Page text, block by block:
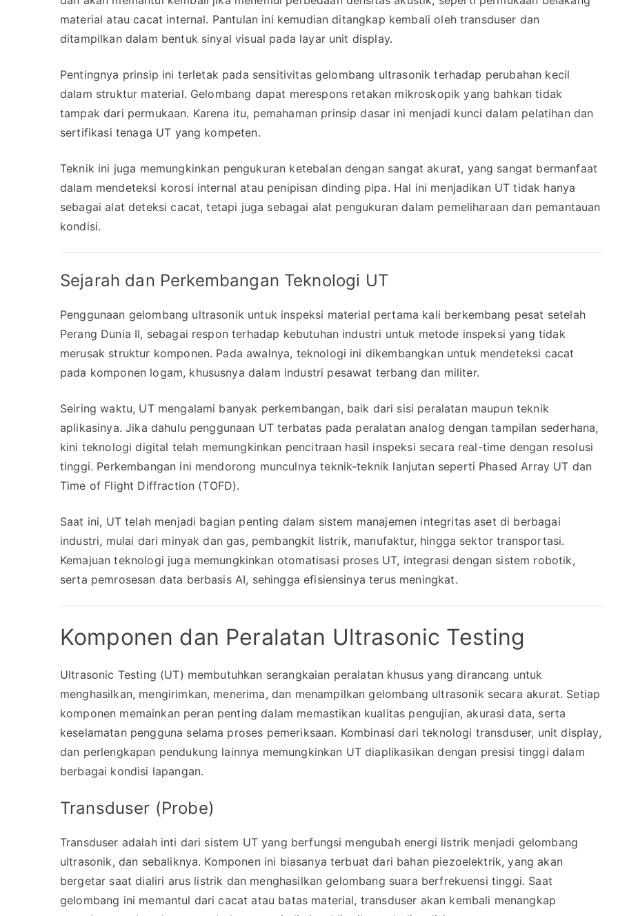
material atau cacat internal. Pantulan ini kemudian ditangkap kembali oleh transduser dan
ditampilkan dalam bentuk sinyal visual pada layar unit display.
Pentingnya prinsip ini terletak pada sensitivitas gelombang ultrasonik terhadap perubahan kecil
dalam struktur material. Gelombang dapat merespons retakan mikroskopik yang bahkan tidak
tampak dari permukaan. Karena itu, pemahaman prinsip dasar ini menjadi kunci dalam pelatihan dan
sertifikasi tenaga UT yang kompeten.
Teknik ini juga memungkinkan pengukuran ketebalan dengan sangat akurat, yang sangat bermanfaat
dalam mendeteksi korosi internal atau penipisan dinding pipa. Hal ini menjadikan UT tidak hanya
sebagai alat deteksi cacat, tetapi juga sebagai alat pengukuran dalam pemeliharaan dan pemantauan
kondisi.
Sejarah dan Perkembangan Teknologi UT
Penggunaan gelombang ultrasonik untuk inspeksi material pertama kali berkembang pesat setelah
Perang Dunia II, sebagai respon terhadap kebutuhan industri untuk metode inspeksi yang tidak
merusak struktur komponen. Pada awalnya, teknologi ini dikembangkan untuk mendeteksi cacat
pada komponen logam, khususnya dalam industri pesawat terbang dan militer.
Seiring waktu, UT mengalami banyak perkembangan, baik dari sisi peralatan maupun teknik
aplikasinya. Jika dahulu penggunaan UT terbatas pada peralatan analog dengan tampilan sederhana,
kini teknologi digital telah memungkinkan pencitraan hasil inspeksi secara real-time dengan resolusi
tinggi. Perkembangan ini mendorong munculnya teknik-teknik lanjutan seperti Phased Array UT dan
Time of Flight Diffraction (TOFD).
Saat ini, UT telah menjadi bagian penting dalam sistem manajemen integritas aset di berbagai
industri, mulai dari minyak dan gas, pembangkit listrik, manufaktur, hingga sektor transportasi.
Kemajuan teknologi juga memungkinkan otomatisasi proses UT, integrasi dengan sistem robotik,
serta pemrosesan data berbasis AI, sehingga efisiensinya terus meningkat.
Komponen dan Peralatan Ultrasonic Testing
Ultrasonic Testing (UT) membutuhkan serangkaian peralatan khusus yang dirancang untuk
menghasilkan, mengirimkan, menerima, dan menampilkan gelombang ultrasonik secara akurat. Setiap
komponen memainkan peran penting dalam memastikan kualitas pengujian, akurasi data, serta
keselamatan pengguna selama proses pemeriksaan. Kombinasi dari teknologi transduser, unit display,
dan perlengkapan pendukung lainnya memungkinkan UT diaplikasikan dengan presisi tinggi dalam
berbagai kondisi lapangan.
Transduser (Probe)
Transduser adalah inti dari sistem UT yang berfungsi mengubah energi listrik menjadi gelombang
ultrasonik, dan sebaliknya. Komponen ini biasanya terbuat dari bahan piezoelektrik, yang akan
bergetar saat dialiri arus listrik dan menghasilkan gelombang suara berfrekuensi tinggi. Saat
gelombang ini memantul dari cacat atau batas material, transduser akan kembali menangkap